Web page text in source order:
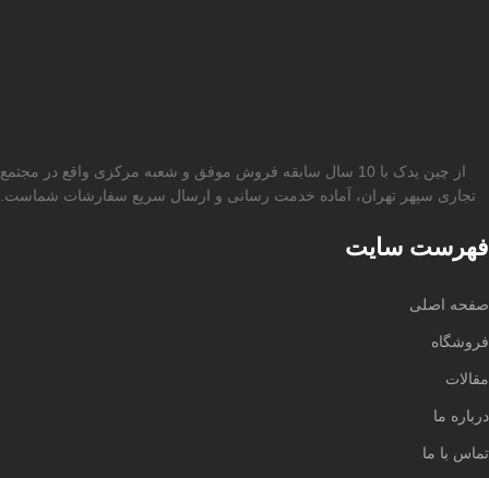
از چین یدک با 10 سال سابقه فروش موفق و شعبه مرکزی واقع در مجتمع
تجاری سپهر تهران، آماده خدمت رسانی و ارسال سریع سفارشات شماست.
فهرست سایت
صفحه اصلی
فروشگاه
مقالات
درباره ما
تماس با ما